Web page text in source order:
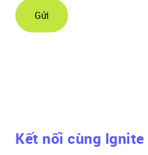
Gửi
Kết nối cùng Ignite